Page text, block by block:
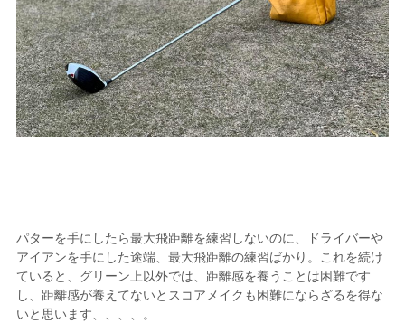
パターを手にしたら最大飛距離を練習しないのに、ドライバーや
アイアンを手にした途端、最大飛距離の練習ばかり。これを続け
ていると、グリーン上以外では、距離感を養うことは困難です
し、距離感が養えてないとスコアメイクも困難にならざるを得な
いと思います、、、、。